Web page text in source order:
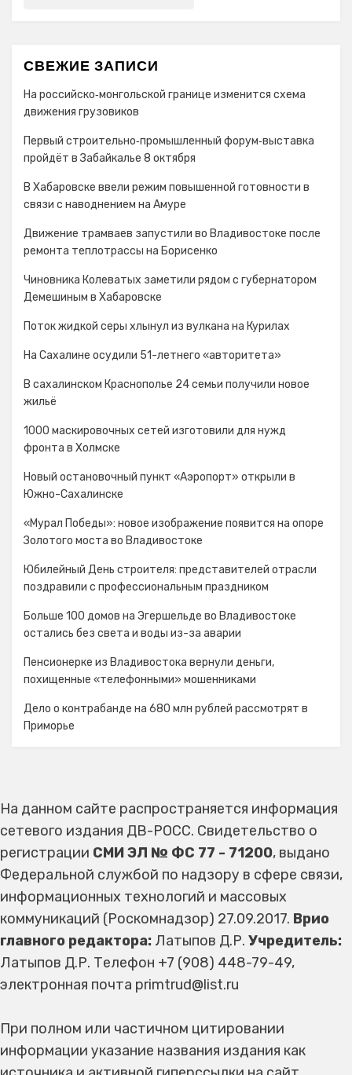
СВЕЖИЕ ЗАПИСИ
На российско‑монгольской границе изменится схема
движения грузовиков
Первый строительно‑промышленный форум‑выставка
пройдёт в Забайкалье 8 октября
В Хабаровске ввели режим повышенной готовности в
связи с наводнением на Амуре
Движение трамваев запустили во Владивостоке после
ремонта теплотрассы на Борисенко
Чиновника Колеватых заметили рядом с губернатором
Демешиным в Хабаровске
Поток жидкой серы хлынул из вулкана на Курилах
На Сахалине осудили 51-летнего «авторитета»
В сахалинском Краснополье 24 семьи получили новое
жильё
1000 маскировочных сетей изготовили для нужд
фронта в Холмске
Новый остановочный пункт «Аэропорт» открыли в
Южно-Сахалинске
«Мурал Победы»: новое изображение появится на опоре
Золотого моста во Владивостоке
Юбилейный День строителя: представителей отрасли
поздравили с профессиональным праздником
Больше 100 домов на Эгершельде во Владивостоке
остались без света и воды из-за аварии
Пенсионерке из Владивостока вернули деньги,
похищенные «телефонными» мошенниками
Дело о контрабанде на 680 млн рублей рассмотрят в
Приморье
На данном сайте распространяется информация
сетевого издания ДВ-РОСС. Свидетельство о
регистрации СМИ ЭЛ № ФС 77 - 71200, выдано
Федеральной службой по надзору в сфере связи,
информационных технологий и массовых
коммуникаций (Роскомнадзор) 27.09.2017. Врио
главного редактора: Латыпов Д.Р. Учредитель:
Латыпов Д.Р. Телефон +7 (908) 448-79-49,
электронная почта primtrud@list.ru
При полном или частичном цитировании
информации указание названия издания как